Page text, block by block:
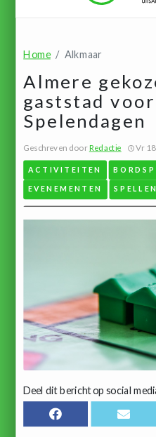
Home Alkmaar
Almere
gaststad
Spelendagen
Geschreven doorRedactie Vr
ACTIVITEITEN
EVENEMENTEN SPELLEN
Deel dit bericht op social